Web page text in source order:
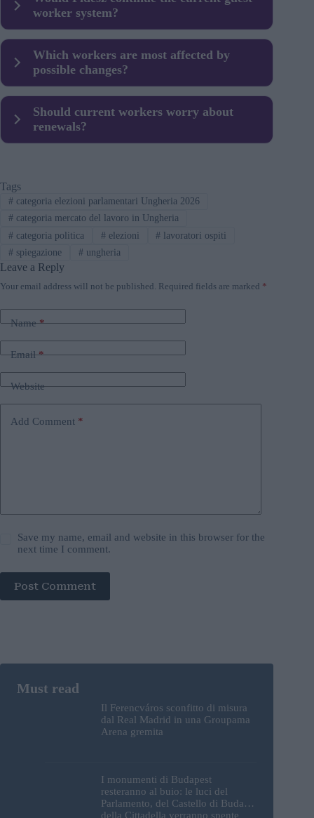
worker system?
Most likely yes, especially in shortage sectors such as
manufacturing and logistics.
Which workers are most affected by
possible changes?
Factory, logistics, construction and battery-industry
workers would likely see the biggest impact.
Should current workers worry about
renewals?
Tags
#categoria elezioni parlamentari Ungheria 2026
#categoria mercato del lavoro in Ungheria
#categoria politica #elezioni # lavoratori ospiti
#spiegazione #ungheria
Leave a Reply
Your email address will not be published. Required fields are marked *
Name*
Email*
Website
Add Comment *
Save my name, email and website in this browser for the
next time I comment.
Post Comment
Il Ferencváros sconfitto di misura
dal Real Madrid in una Groupama
Arena gremita
I monumenti di Budapest
resteranno al buio: le luci del
Parlamento, del Castello di Buda e
della Cittadella verranno spente